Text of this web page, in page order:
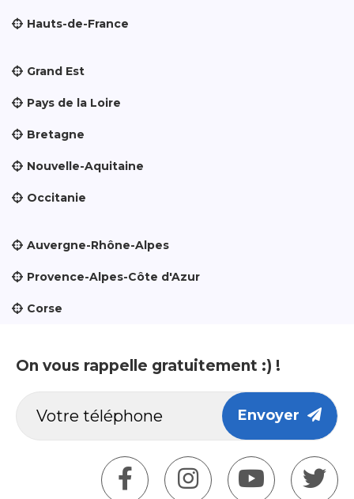
Hauts-de-France
Grand Est
Pays de la Loire
Bretagne
Nouvelle-Aquitaine
Occitanie
Auvergne-Rhône-Alpes
Provence-Alpes-Côte d'Azur
Corse
On vous rappelle gratuitement :) !
Envoyer